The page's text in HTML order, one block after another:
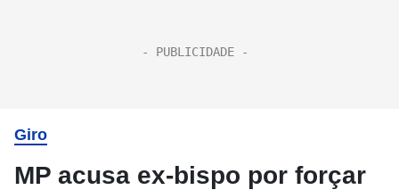
Giro
MP acusa ex-bispo por forçar